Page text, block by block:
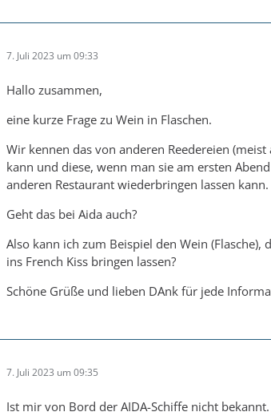
7. Juli 2023 um 09:33
Hallo zusammen,
eine kurze Frage zu Wein in Flaschen.
Wir kennen das von anderen Reedereien
kann und diese, wenn man sie am ersten
anderen Restaurant wiederbringen lassen kann.
Geht das bei Aida auch?
Also kann ich zum Beispiel den Wein
ins French Kiss bringen lassen?
Schöne Grüße und lieben DAnk für jede
7. Juli 2023 um 09:35
Ist mir von Bord der AIDA-Schiffe nicht bekannt.